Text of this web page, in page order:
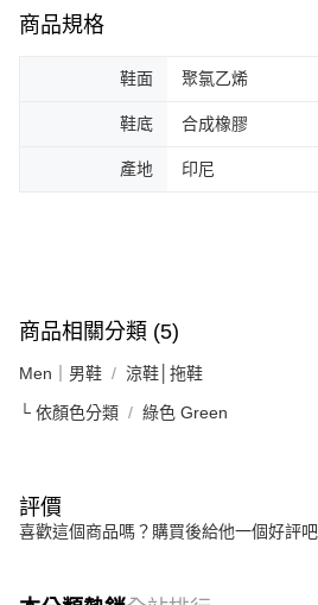
商品規格
鞋面 聚氯乙烯
鞋底 合成橡膠
產地 印尼
商品相關分類 (5)
Men｜男鞋 涼鞋│拖鞋
└ 依顏色分類 綠色 Green
評價
喜歡這個商品嗎？購買後給他一個好評吧